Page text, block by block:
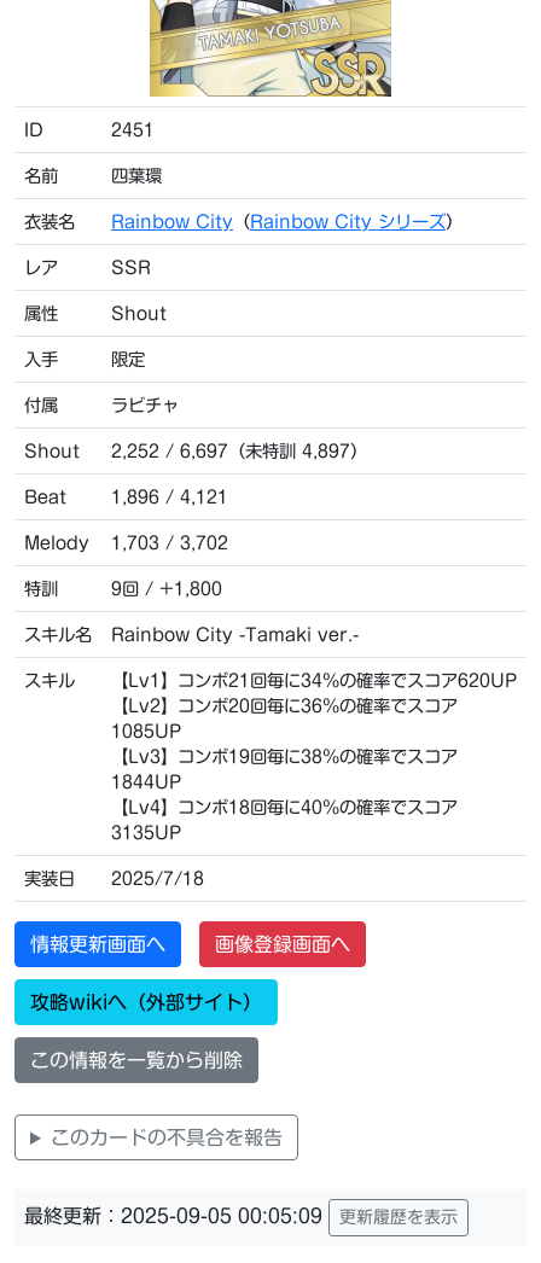
ID 2451
名前 四葉環
衣装名 Rainbow City （Rainbow City シリーズ）
レア SSR
属性 Shout
入手 限定
付属 ラビチャ
Shout 2,252 / 6,697（未特訓 4,897）
Beat 1,896 / 4,121
Melody 1,703 / 3,702
特訓 9回 / +1,800
スキル名 Rainbow City -Tamaki ver.-
スキル
【Lv1】コンボ21回毎に34％の確率でスコア620UP
【Lv2】コンボ20回毎に36％の確率でスコア
1085UP
【Lv3】コンボ19回毎に38％の確率でスコア
1844UP
【Lv4】コンボ18回毎に40％の確率でスコア
3135UP
実装日 2025/7/18
情報更新画面へ 画像登録画面へ
攻略wikiへ（外部サイト）
この情報を一覧から削除
このカードの不具合を報告
最終更新：2025-09-05 00:05:09 更新履歴を表示